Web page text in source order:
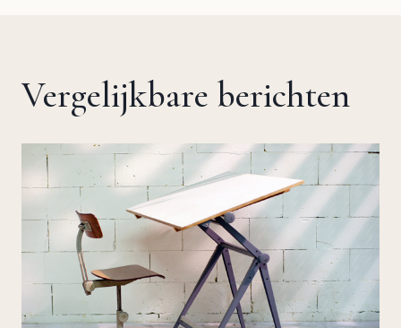
Vergelijkbare berichten